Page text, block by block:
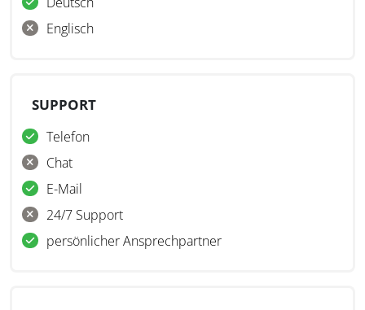
Englisch
SUPPORT
Telefon
Chat
E-Mail
24/7 Support
persönlicher Ansprechpartner